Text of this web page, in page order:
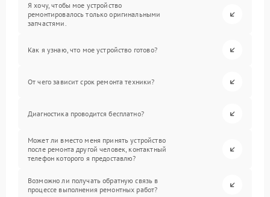
Я хочу, чтобы мое устройство
ремонтировалось только оригинальными
запчастями.
Как я узнаю, что мое устройство готово?
От чего зависит срок ремонта техники?
Диагностика проводится бесплатно?
Может ли вместо меня принять устройство
после ремонта другой человек, контактный
телефон которого я предоставлю?
Возможно ли получать обратную связь в
процессе выполнения ремонтных работ?